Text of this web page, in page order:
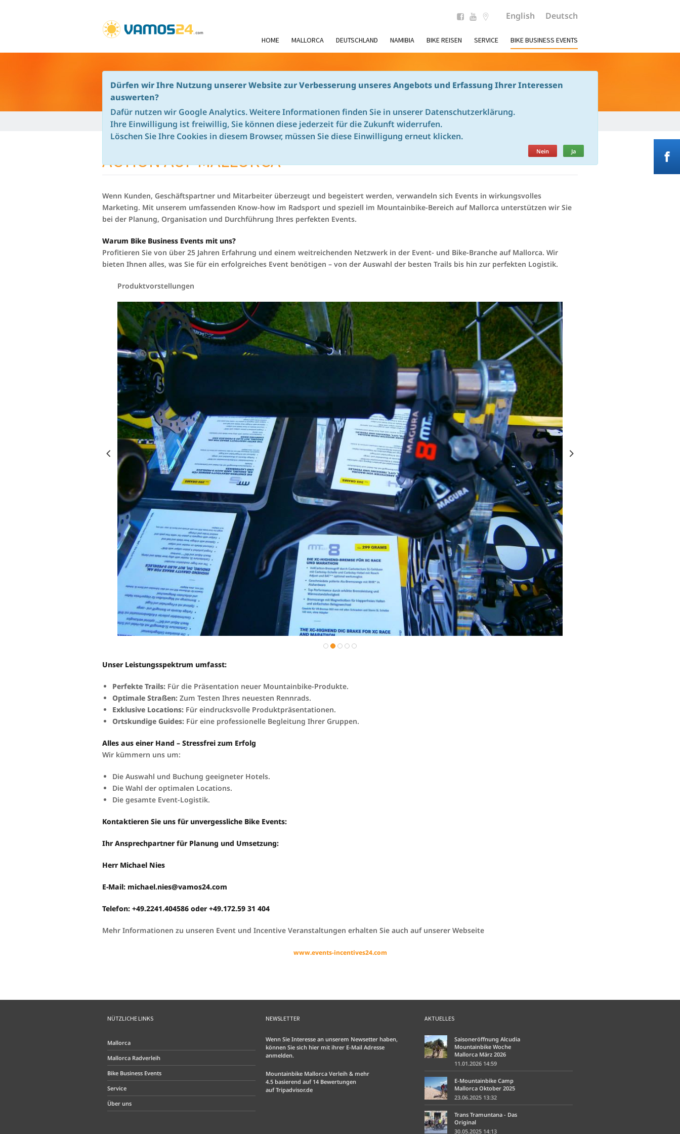
English Deutsch
HOME MALLORCA DEUTSCHLAND NAMIBIA BIKE REISEN SERVICE BIKE BUSINESS EVENTS
BIKE BUSINESS EVENTS
Vamos24 - de Radsport Buisness Events buchen | vamos24
BIKE BUSINESS EVENTS – ERLEBEN SIE MOUNTAINBIKE-
ACTION AUF MALLORCA
Wenn Kunden, Geschäftspartner und Mitarbeiter überzeugt und begeistert werden, verwandeln sich Events in wirkungsvolles
Marketing. Mit unserem umfassenden Know-how im Radsport und speziell im Mountainbike-Bereich auf Mallorca unterstützen wir Sie
bei der Planung, Organisation und Durchführung Ihres perfekten Events.
Warum Bike Business Events mit uns?
Profitieren Sie von über 25 Jahren Erfahrung und einem weitreichenden Netzwerk in der Event- und Bike-Branche auf Mallorca. Wir
bieten Ihnen alles, was Sie für ein erfolgreiches Event benötigen – von der Auswahl der besten Trails bis hin zur perfekten Logistik.
Produktvorstellungen
Unser Leistungsspektrum umfasst:
Perfekte Trails: Für die Präsentation neuer Mountainbike-Produkte.
Optimale Straßen: Zum Testen Ihres neuesten Rennrads.
Exklusive Locations: Für eindrucksvolle Produktpräsentationen.
Ortskundige Guides: Für eine professionelle Begleitung Ihrer Gruppen.
Alles aus einer Hand – Stressfrei zum Erfolg
Wir kümmern uns um:
Die Auswahl und Buchung geeigneter Hotels.
Die Wahl der optimalen Locations.
Die gesamte Event-Logistik.
Kontaktieren Sie uns für unvergessliche Bike Events:
Ihr Ansprechpartner für Planung und Umsetzung:
Herr Michael Nies
E-Mail: michael.nies@vamos24.com
Telefon: +49.2241.404586 oder+49.172.59 31 404
Mehr Informationen zu unseren Event und Incentive Veranstaltungen erhalten Sie auch auf unserer Webseite
www.events-incentives24.com
NÜTZLICHE LINKS
Mallorca
Mallorca Radverleih
Bike Business Events
Service
Über uns
NEWSLETTER
Wenn Sie Interesse an unserem Newsetter haben,
können Sie sich hier mit ihrer E-Mail Adresse
anmelden.
Mountainbike Mallorca Verleih & mehr
4.5 basierend auf 14 Bewertungen
aufTripadvisor.de
AKTUELLES
Saisoneröffnung Alcudia
Mountainbike Woche
Mallorca März 2026
11.01.2026 14:59
E-Mountainbike Camp
Mallorca Oktober 2025
23.06.2025 13:32
Trans Tramuntana - Das
Original
30.05.2025 14:13
Dürfen wir Ihre Nutzung unserer Website zur Verbesserung unseres Angebots und Erfassung Ihrer Interessen
auswerten?
Dafür nutzen wir Google Analytics. Weitere Informationen finden Sie in unserer Datenschutzerklärung.
Ihre Einwilligung ist freiwillig, Sie können diese jederzeit für die Zukunft widerrufen.
Löschen Sie Ihre Cookies in diesem Browser, müssen Sie diese Einwilligung erneut klicken.
Ja
Nein